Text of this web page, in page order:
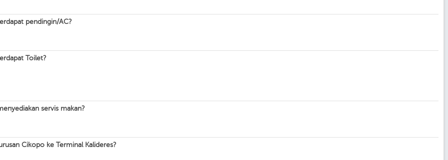
pendingin/AC?
Toilet?
servis makan?
Cikopo ke Terminal Kalideres?